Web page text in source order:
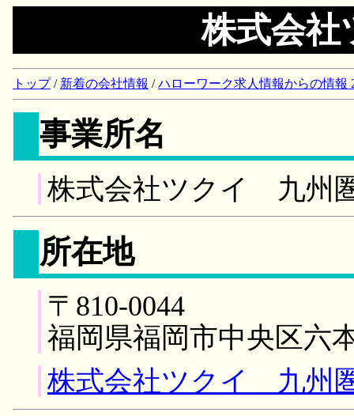
株式会
トップ/ 新着の会社情報 /ハローワーク求人情報からの情報
事業所名
株式会社ツクイ 九州
所在地
〒810-0044
福岡県福岡市中央区六
株式会社ツクイ 九州